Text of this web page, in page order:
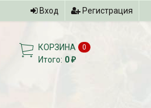
Вход Регистрация
КОРЗИНА 0
Итого: 0₽